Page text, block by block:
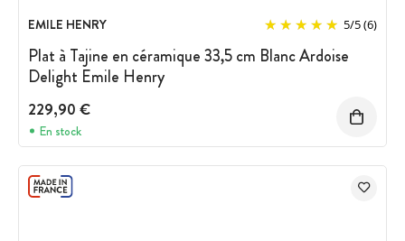
EMILE HENRY 5/5(6)
Plat à Tajine en céramique 33,5 cm Blanc Ardoise
Delight Emile Henry
229,90 €
En stock